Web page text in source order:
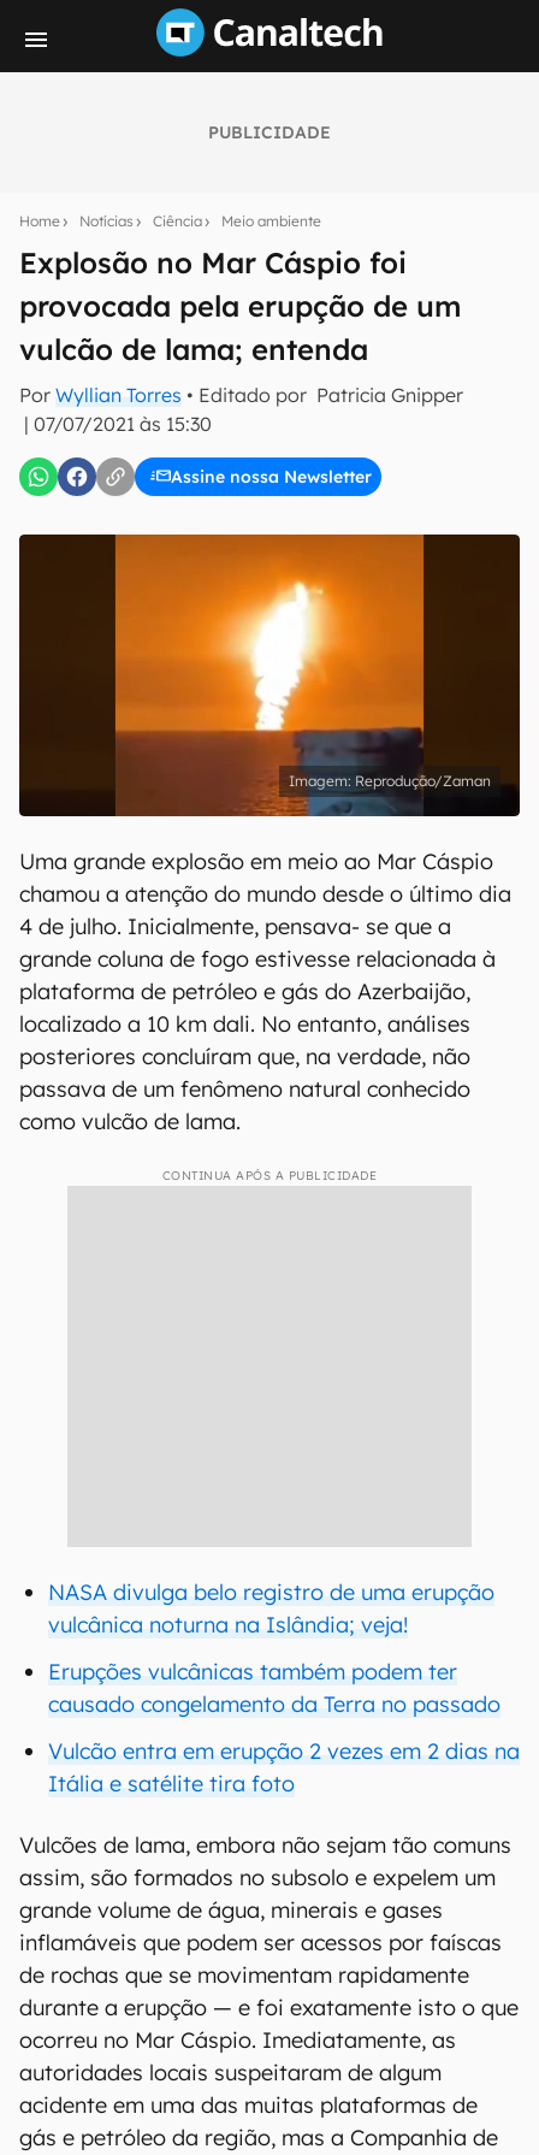
PUBLICIDADE
Home Notícias Ciência Meio ambiente
Explosão no Mar Cáspio foi
provocada pela erupção de um
vulcão de lama; entenda
Por Wyllian Torres • Editado por Patricia Gnipper
| 07/07/2021 às 15:30
Assine nossa Newsletter
notícias e reviews sobre tecnologia em primeira
mão.
E-mail
inscreva-se
Confirmo que li, aceito e concordo com os Termos de
Uso e Política de Privacidade do Canaltech.
Reprodução/Zaman
Uma grande explosão em meio ao Mar Cáspio
chamou a atenção do mundo desde o último dia
4 de julho. Inicialmente, pensava- se que a
grande coluna de fogo estivesse relacionada à
plataforma de petróleo e gás do Azerbaijão,
localizado a 10 km dali. No entanto, análises
posteriores concluíram que, na verdade, não
passava de um fenômeno natural conhecido
como vulcão de lama.
CONTINUA APÓS A PUBLICIDADE
NASA divulga belo registro de uma erupção
vulcânica noturna na Islândia; veja!
Erupções vulcânicas também podem ter
causado congelamento da Terra no passado
Vulcão entra em erupção 2 vezes em 2 dias na
Itália e satélite tira foto
Vulcões de lama, embora não sejam tão comuns
assim, são formados no subsolo e expelem um
grande volume de água, minerais e gases
inflamáveis que podem ser acessos por faíscas
de rochas que se movimentam rapidamente
durante a erupção — e foi exatamente isto o que
ocorreu no Mar Cáspio. Imediatamente, as
autoridades locais suspeitaram de algum
acidente em uma das muitas plataformas de
gás e petróleo da região, mas a Companhia de